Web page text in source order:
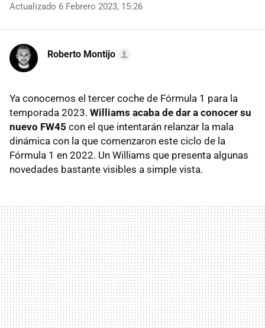
Actualizado 6 Febrero 2023, 15:26
Roberto Montijo
Ya conocemos el tercer coche de Fórmula 1 para la
temporada 2023. Williams acaba de dar a conocer su
nuevo FW45 con el que intentarán relanzar la mala
dinámica con la que comenzaron este ciclo de la
Fórmula 1 en 2022. Un Williams que presenta algunas
novedades bastante visibles a simple vista.